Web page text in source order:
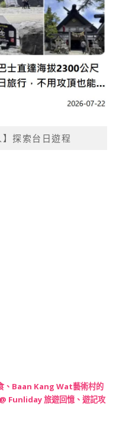
】探索台日遊程
、Baan Kang Wat藝術村的
Funliday 旅遊回憶、遊記攻